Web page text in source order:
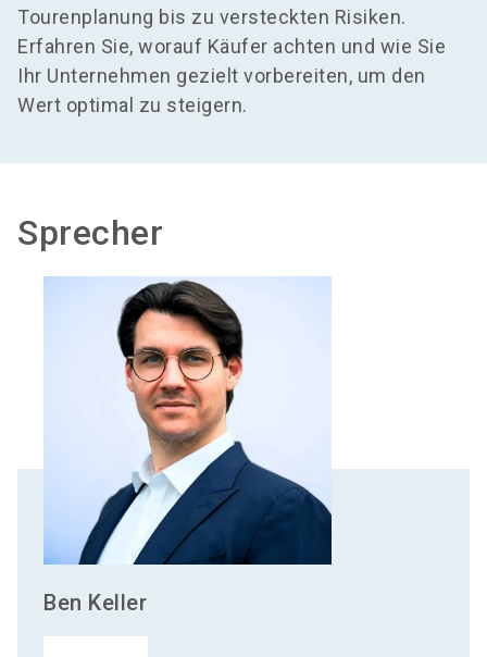
Tourenplanung bis zu versteckten Risiken.
Erfahren Sie, worauf Käufer achten und wie Sie
Ihr Unternehmen gezielt vorbereiten, um den
Wert optimal zu steigern.
Sprecher
Ben Keller